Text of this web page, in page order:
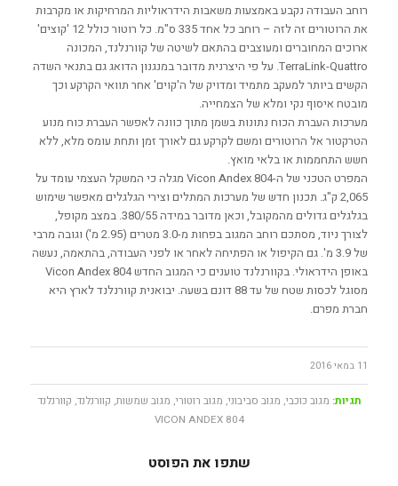
רוחב העבודה נקבע באמצעות משאבות הידראוליות המרחיקות או מקרבות
את הרוטורים זה לזה – רוחב כל אחד 335 ס"מ. כל רוטור כולל 12 'קוצים'
ארוכים המחוברים ומעוצבים בהתאם לשיטה של קוורנלנד, המכונה
TerraLink-Quattro. על פי היצרנית מדובר במנגנון הדואג גם בתנאי השדה
הקשים ביותר למעקב מתמיד ומדויק של ה'קוים' אחר תוואי הקרקע וכך
מובטח איסוף נקי ומלא של הצמחייה.
מערכות העברת הכוח נתונות בשמן מתוך כוונה לאפשר העברת כוח מנוע
הטרקטור אל הרוטורים ומשם לקרקע גם לאורך זמן ותחת עומס מלא, ללא
חשש התחממות או בלאי מואץ.
המפרט הטכני של ה-Vicon Andex 804 מגלה כי המשקל העצמי עומד על
2,065 ק"ג. תכנון חדש של מערכות המתלים וצירי הגלגלים מאפשר שימוש
בגלגלים גדולים מהמקובל, וכאן מדובר במידה 380/55. במצב מקופל,
לצורך ניוד, מסתכם רוחב המגוב בפחות מ-3.0 מטרים (2.95 מ') וגובה מרבי
של 3.9 מ'. גם הקיפול או הפתיחה לאחר או לפני העבודה, בהתאמה, נעשה
באופן הידראולי. בקוורנלנד טוענים כי המגוב החדש Vicon Andex 804
מסוגל לכסות שטח של עד 88 דונם בשעה. יבואנית קוורנלנד לארץ היא
חברת מפרם.
11 במאי 2016
תגיות: מגוב כוכבי, מגוב סביבוני, מגוב רוטורי, מגוב שמשות, קוורנלנד, קוורנלנד
VICON ANDEX 804
שתפו את הפוסט